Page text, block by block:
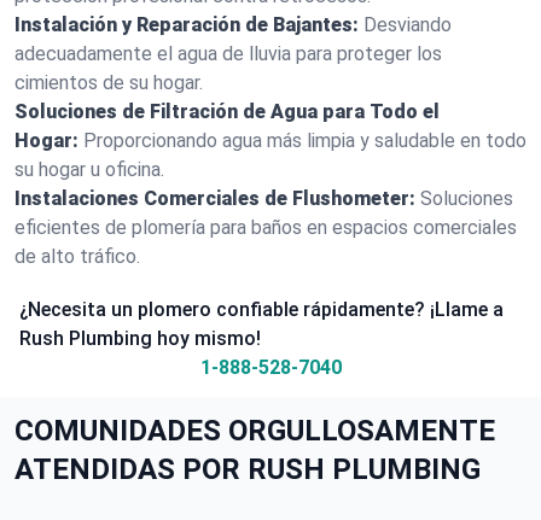
Instalación y Reparación de Bajantes: Desviando
adecuadamente el agua de lluvia para proteger los
cimientos de su hogar.
Soluciones de Filtración de Agua para Todo el
Hogar: Proporcionando agua más limpia y saludable en todo
su hogar u oficina.
Instalaciones Comerciales de Flushometer: Soluciones
eficientes de plomería para baños en espacios comerciales
de alto tráfico.
¿Necesita un plomero confiable rápidamente? ¡Llame a
Rush Plumbing hoy mismo!
1-888-528-7040
COMUNIDADES ORGULLOSAMENTE
ATENDIDAS POR RUSH PLUMBING